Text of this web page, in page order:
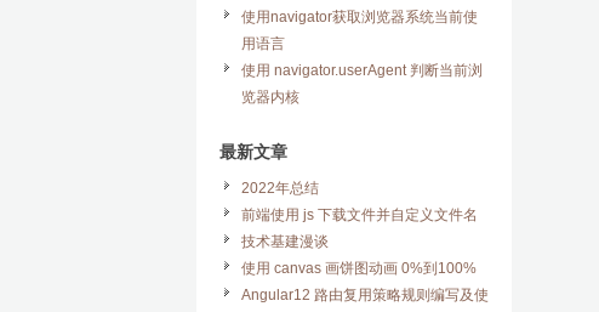
使用navigator获取浏览器系统当前使
用语言
使用 navigator.userAgent 判断当前浏
览器内核
最新文章
2022年总结
前端使用 js 下载文件并自定义文件名
技术基建漫谈
使用 canvas 画饼图动画 0%到100%
Angular12 路由复用策略规则编写及使